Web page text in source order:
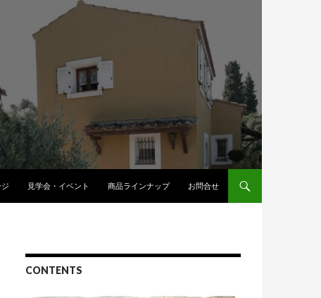
見学会・イベント 商品ラインナップ お問合せ
CONTENTS